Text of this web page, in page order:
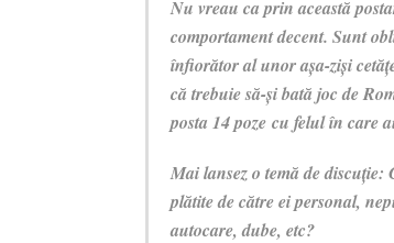
Nu vreau ca prin această
comportament decent. Sunt
înfiorător al unor așa-ziși
că trebuie să-și bată joc de
posta 14 poze cu felul în care
Mai lansez o temă de
plătite de către ei personal,
autocare, dube, etc?